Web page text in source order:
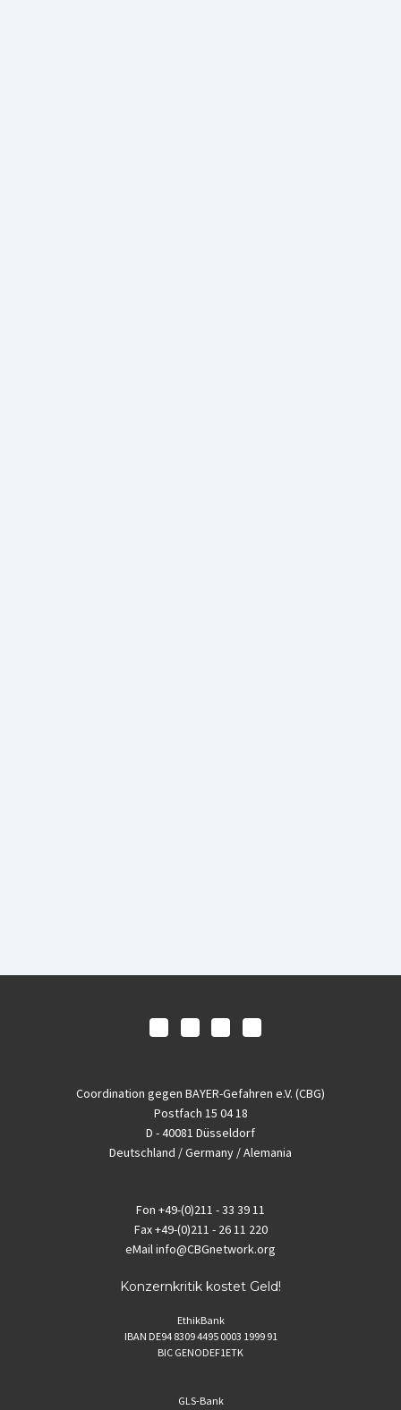
Coordination gegen BAYER-Gefahren e.V. (CBG)
Postfach 15 04 18
D - 40081 Düsseldorf
Deutschland / Germany / Alemania
Fon +49-(0)211 - 33 39 11
Fax+49-(0)211 - 26 11 220
eMailinfo@CBGnetwork.org
Konzernkritik kostet Geld!
EthikBank
IBAN DE94 8309 4495 0003 1999 91
BIC GENODEF1ETK
GLS-Bank